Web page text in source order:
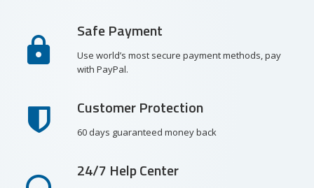
Safe Payment
Use world’s most secure payment methods, pay
with PayPal.
Customer Protection
60 days guaranteed money back
24/7 Help Center